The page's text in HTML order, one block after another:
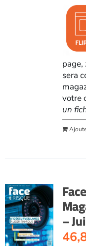
page,
sera
votre
un
–